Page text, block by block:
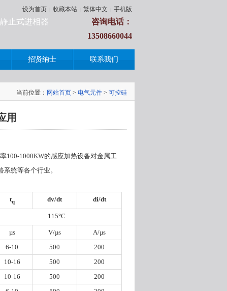
设为首页 收藏本站 繁体中文 手机版
止式进相器
咨询电话：
13508660044
招贤纳士 联系我们
当前位置： 网站首页 > 电气元件 > 可控硅
用
100-1000KW的感应加热设备对金属工
统等各个行业。
tq dv/dt di/dt
115°C
µs V/µs
A/µs
6-10 500
200
10-16 500
200
10-16 500
200